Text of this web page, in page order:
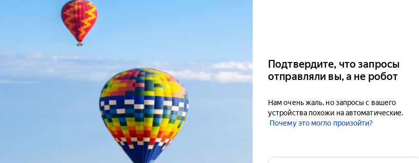
Подтвердите, что запросы
отправляли вы, а не робот
Нам очень жаль, но запросы с вашего
устройства похожи на автоматические.
Почему это могло произойти?